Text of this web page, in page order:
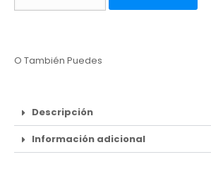
O También Puedes
Descripción
Información adicional